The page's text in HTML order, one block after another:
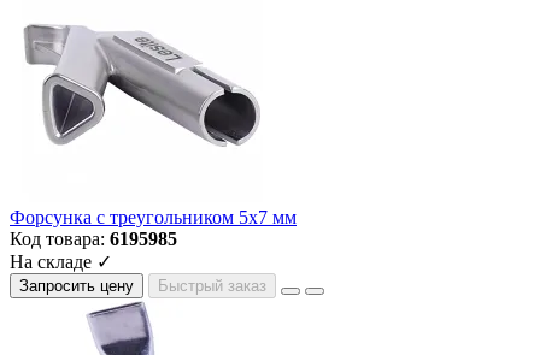
Форсунка с треугольником 5x7 мм
Код товара: 6195985
На складе ✓
Запросить цену Быстрый заказ